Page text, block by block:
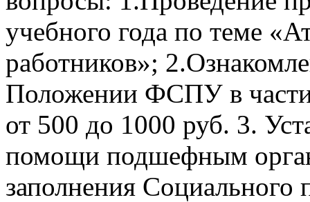
учебного года по теме
работников»;
Положении ФСПУ в части
от 500 до 1000 руб. 3.
помощи подшефным
заполнения Социального